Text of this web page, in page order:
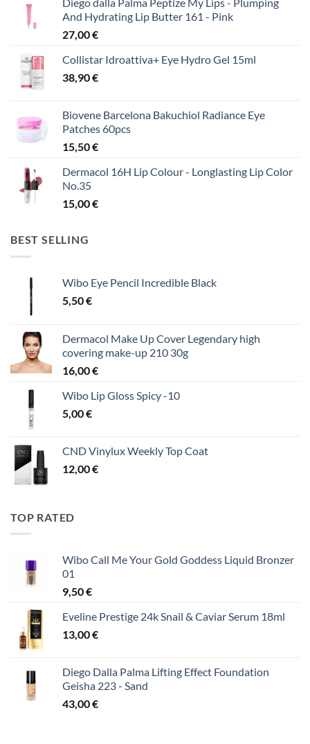
And Hydrating Lip Butter 161 - Pink
27,00€
Collistar Idroattiva+ Eye Hydro Gel 15ml
38,90€
Biovene Barcelona Bakuchiol Radiance Eye
Patches 60pcs
15,50€
Dermacol 16H Lip Colour - Longlasting Lip Color
No.35
15,00€
BEST SELLING
Wibo Eye Pencil Incredible Black
5,50€
Dermacol Make Up Cover Legendary high
covering make-up 210 30g
16,00€
Wibo Lip Gloss Spicy -10
5,00€
CND Vinylux Weekly Top Coat
12,00€
TOP RATED
Wibo Call Me Your Gold Goddess Liquid Bronzer
01
9,50€
Eveline Prestige 24k Snail & Caviar Serum 18ml
13,00€
Diego Dalla Palma Lifting Effect Foundation
Geisha 223 - Sand
43,00€